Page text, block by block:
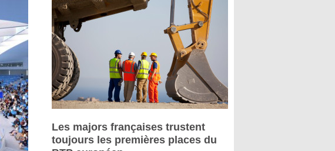
Les majors françaises trustent
toujours les premières places du